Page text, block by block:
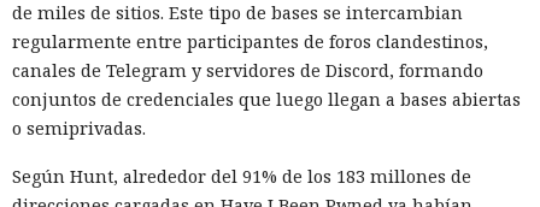
de miles de sitios. Este tipo de bases se intercambian
regularmente entre participantes de foros clandestinos,
canales de Telegram y servidores de Discord, formando
conjuntos de credenciales que luego llegan a bases abiertas
o semiprivadas.
Según Hunt, alrededor del 91% de los 183 millones de